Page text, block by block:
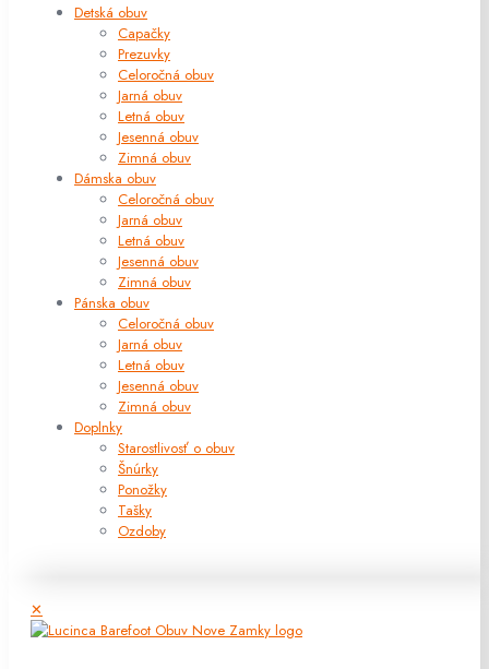
Detská obuv
Capačky
Prezuvky
Celoročná obuv
Jarná obuv
Letná obuv
Jesenná obuv
Zimná obuv
Dámska obuv
Celoročná obuv
Jarná obuv
Letná obuv
Jesenná obuv
Zimná obuv
Pánska obuv
Celoročná obuv
Jarná obuv
Letná obuv
Jesenná obuv
Zimná obuv
Doplnky
Starostlivosť o obuv
Šnúrky
Ponožky
Tašky
Ozdoby
✕